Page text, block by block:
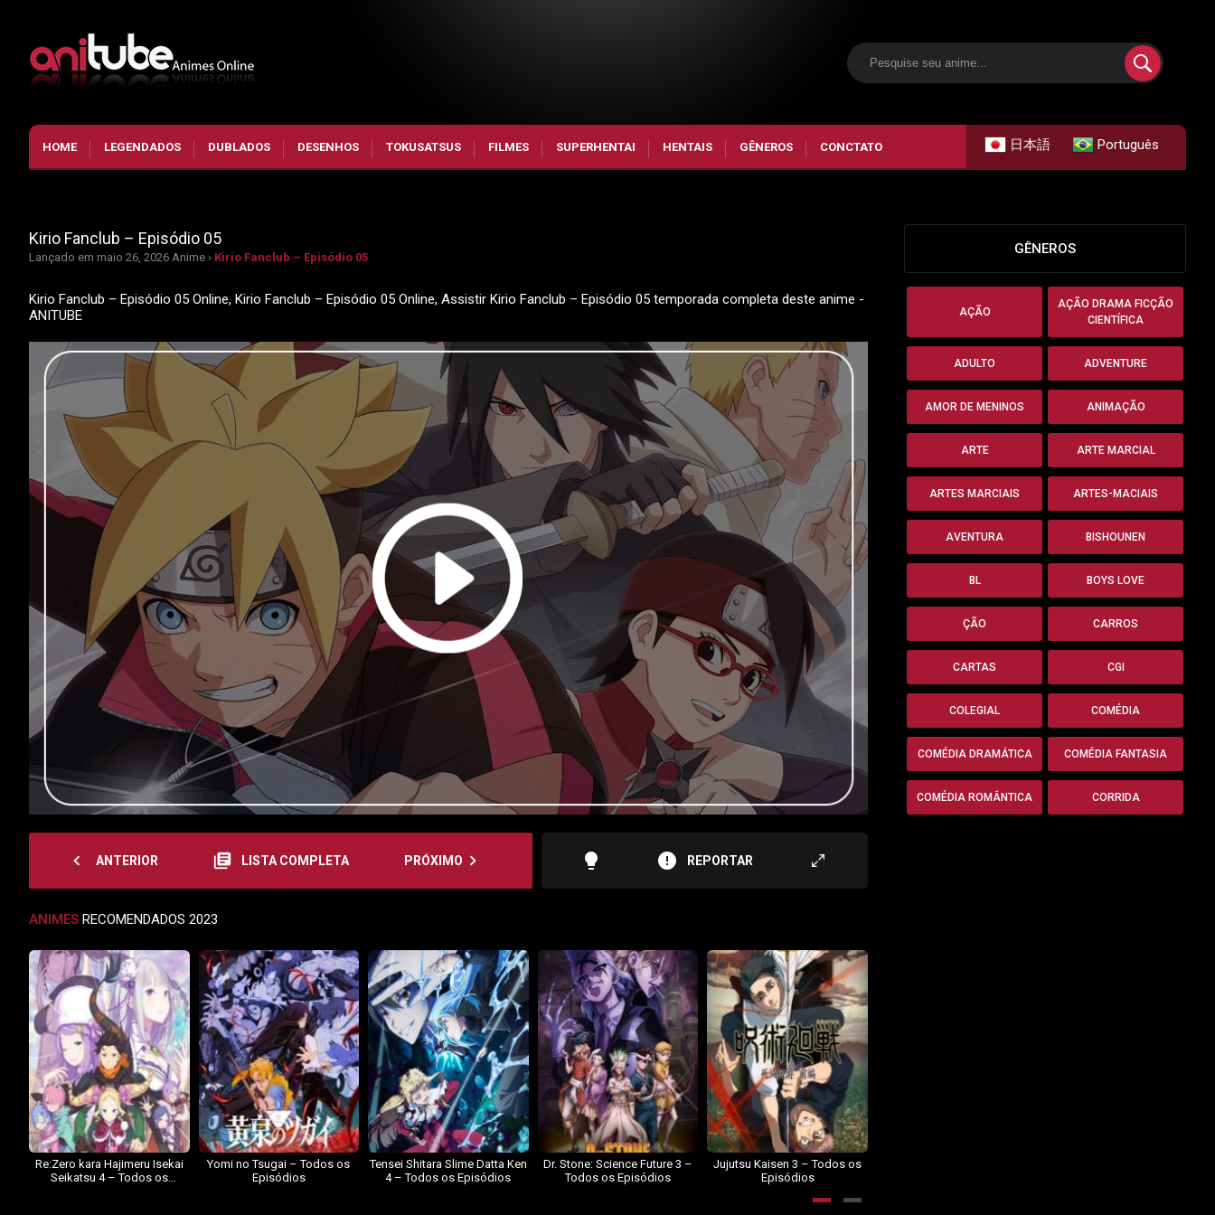
HOME LEGENDADOS DUBLADOS DESENHOS TOKUSATSUS FILMES SUPERHENTAI HENTAIS GÊNEROS CONCTATO 日本語 Português
Kirio Fanclub – Episódio 05
Lançado em maio 26, 2026 Anime › Kirio Fanclub – Episódio 05
Kirio Fanclub – Episódio 05 Online, Kirio Fanclub – Episódio 05 Online, Assistir Kirio Fanclub – Episódio 05 temporada completa deste anime -
ANITUBE
navigate_before ANTERIOR library_books LISTA COMPLETA PRÓXIMO navigate_next lightbulb error REPORTAR
ANIMES RECOMENDADOS 2023
Re:Zero kara Hajimeru Isekai
Seikatsu 4 – Todos os
Yomi no Tsugai – Todos os
Episódios
Tensei Shitara Slime Datta Ken
4 – Todos os Episódios
Dr. Stone: Science Future 3 –
Todos os Episódios
Jujutsu Kaisen 3 – Todos os
Episódios
GÊNEROS
AÇÃO
AÇÃO DRAMA FICÇÃO
CIENTÍFICA
ADULTO ADVENTURE
AMOR DE MENINOS ANIMAÇÃO
ARTE ARTE MARCIAL
ARTES MARCIAIS ARTES-MACIAIS
AVENTURA BISHOUNEN
BL BOYS LOVE
ÇÃO CARROS
CARTAS CGI
COLEGIAL COMÉDIA
COMÉDIA DRAMÁTICA COMÉDIA FANTASIA
COMÉDIA ROMÂNTICA CORRIDA